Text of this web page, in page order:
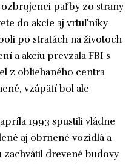
paľby zo strany
do akcie aj vrtuľníky
po stratách na životoch
a akciu prevzala FBI s
z obliehaného centra
vzápätí bol ale
1993 spustili vládne
aj obrnené vozidlá a
zachvátil drevené budovy